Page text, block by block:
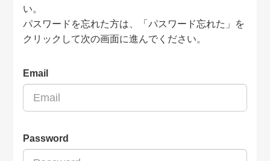
い。
パスワードを忘れた方は、「パスワード忘れた」を
クリックして次の画面に進んでください。
Email
Password